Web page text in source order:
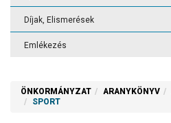
Díjak, Elismerések
Emlékezés
ÖNKORMÁNYZAT ARANYKÖNYV
SPORT